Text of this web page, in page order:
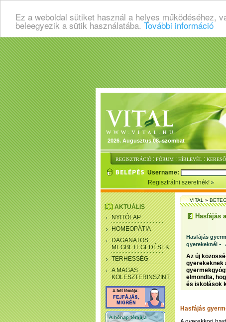
Ez a weboldal sütiket használ a helyes működéséhez,
beleegyezik a sütik használatába. További információ
2026. Augusztus 08. szombat
REGISZTRÁCIÓ : FÓRUM : HÍRLEVÉL :
Username:
Regisztrálni szeretnék!
AKTUÁLIS
NYITÓLAP
HOMEOPÁTIA
DAGANATOS
MEGBETEGEDÉSEK
TERHESSÉG
A MAGAS
KOLESZTERINSZINT
VITAL»
Hasfájás
Hasfájás
gyerekeknél -
Az új
gyerekeknek
elmondta,
és iskolások
Hasfájás